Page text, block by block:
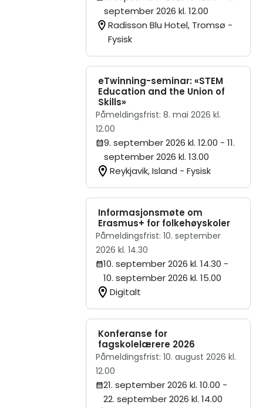
september 2026 kl. 12.00
Radisson Blu Hotel, Tromsø -
Fysisk
eTwinning-seminar: «STEM
Education and the Union of
Skills»
Påmeldingsfrist: 8. mai 2026 kl.
12.00
9. september 2026 kl. 12.00 - 11.
september 2026 kl. 13.00
Reykjavik, Island - Fysisk
Informasjonsmøte om
Erasmus+ for folkehøyskoler
Påmeldingsfrist: 10. september
2026 kl. 14.30
10. september 2026 kl. 14.30 -
10. september 2026 kl. 15.00
Digitalt
Konferanse for
fagskolelærere 2026
Påmeldingsfrist: 10. august 2026 kl.
12.00
21. september 2026 kl. 10.00 -
22. september 2026 kl. 14.00